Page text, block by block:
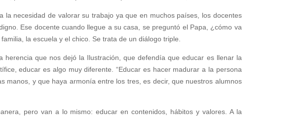
necesidad de valorar su trabajo ya que en muchos países, los docentes
Ese docente cuando llegue a su casa, se preguntó el Papa, ¿cómo va
la escuela y el chico. Se trata de un diálogo triple.
que nos dejó la Ilustración, que defendía que educar es llenar la
educar es algo muy diferente. “Educar es hacer madurar a la persona
manos, y que haya armonía entre los tres, es decir, que nuestros alumnos
pero van a lo mismo: educar en contenidos, hábitos y valores. A la